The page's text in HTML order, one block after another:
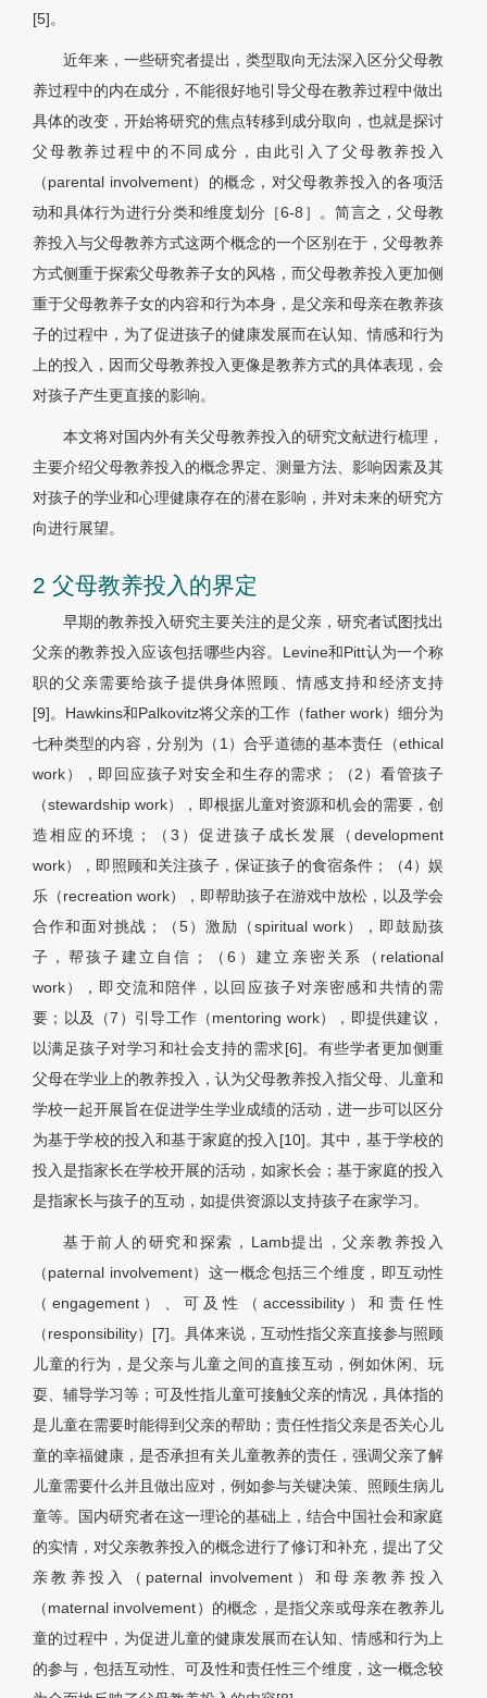
[5]。
近年来，一些研究者提出，类型取向无法深入区分父母教
养过程中的内在成分，不能很好地引导父母在教养过程中做出
具体的改变，开始将研究的焦点转移到成分取向，也就是探讨
父母教养过程中的不同成分，由此引入了父母教养投入
（parental involvement）的概念，对父母教养投入的各项活
动和具体行为进行分类和维度划分［6-8］。简言之，父母教
养投入与父母教养方式这两个概念的一个区别在于，父母教养
方式侧重于探索父母教养子女的风格，而父母教养投入更加侧
重于父母教养子女的内容和行为本身，是父亲和母亲在教养孩
子的过程中，为了促进孩子的健康发展而在认知、情感和行为
上的投入，因而父母教养投入更像是教养方式的具体表现，会
对孩子产生更直接的影响。
本文将对国内外有关父母教养投入的研究文献进行梳理，
主要介绍父母教养投入的概念界定、测量方法、影响因素及其
对孩子的学业和心理健康存在的潜在影响，并对未来的研究方
向进行展望。
2 父母教养投入的界定
早期的教养投入研究主要关注的是父亲，研究者试图找出
父亲的教养投入应该包括哪些内容。Levine和Pitt认为一个称
职的父亲需要给孩子提供身体照顾、情感支持和经济支持
[9]。Hawkins和Palkovitz将父亲的工作（father work）细分为
七种类型的内容，分别为（1）合乎道德的基本责任（ethical
work），即回应孩子对安全和生存的需求；（2）看管孩子
（stewardship work），即根据儿童对资源和机会的需要，创
造相应的环境；（3）促进孩子成长发展（development
work），即照顾和关注孩子，保证孩子的食宿条件；（4）娱
乐（recreation work），即帮助孩子在游戏中放松，以及学会
合作和面对挑战；（5）激励（spiritual work），即鼓励孩
子，帮孩子建立自信；（6）建立亲密关系（relational
work），即交流和陪伴，以回应孩子对亲密感和共情的需
要；以及（7）引导工作（mentoring work），即提供建议，
以满足孩子对学习和社会支持的需求[6]。有些学者更加侧重
父母在学业上的教养投入，认为父母教养投入指父母、儿童和
学校一起开展旨在促进学生学业成绩的活动，进一步可以区分
为基于学校的投入和基于家庭的投入[10]。其中，基于学校的
投入是指家长在学校开展的活动，如家长会；基于家庭的投入
是指家长与孩子的互动，如提供资源以支持孩子在家学习。
基于前人的研究和探索，Lamb提出，父亲教养投入
（paternal involvement）这一概念包括三个维度，即互动性
（engagement）、可及性（accessibility）和责任性
（responsibility）[7]。具体来说，互动性指父亲直接参与照顾
儿童的行为，是父亲与儿童之间的直接互动，例如休闲、玩
耍、辅导学习等；可及性指儿童可接触父亲的情况，具体指的
是儿童在需要时能得到父亲的帮助；责任性指父亲是否关心儿
童的幸福健康，是否承担有关儿童教养的责任，强调父亲了解
儿童需要什么并且做出应对，例如参与关键决策、照顾生病儿
童等。国内研究者在这一理论的基础上，结合中国社会和家庭
的实情，对父亲教养投入的概念进行了修订和补充，提出了父
亲教养投入（paternal involvement）和母亲教养投入
（maternal involvement）的概念，是指父亲或母亲在教养儿
童的过程中，为促进儿童的健康发展而在认知、情感和行为上
的参与，包括互动性、可及性和责任性三个维度，这一概念较